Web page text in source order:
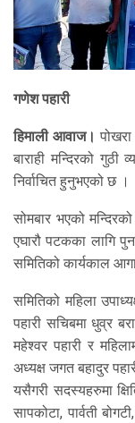
गणेश पहारी
हिमाली आवाज।
बाराही मन्दिरको गुठी
निर्वाचित हुनुभएको छ ।
सोमबार भएको
एघारौ पटकका लागि
समितिको कार्यकाल
समितिको महिला
पहारी सचिबमा धुव्र
महेश्वर पहारी र
अध्यक्ष जगत बहादुर
यसैगरी सदस्यहरुमा
सापकोटा, पार्वती